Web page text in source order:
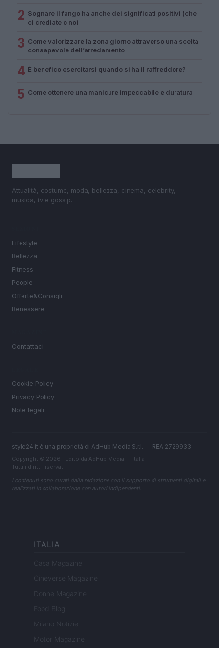
2 Sognare il fango ha anche dei significati positivi (che
ci crediate o no)
3 Come valorizzare la zona giorno attraverso una scelta
consapevole dell’arredamento
4 È benefico esercitarsi quando si ha il raffreddore?
5 Come ottenere una manicure impeccabile e duratura
Attualità, costume, moda, bellezza, cinema, celebrity,
musica, tv e gossip.
Lifestyle
Bellezza
Fitness
People
Offerte&Consigli
Benessere
Contattaci
Cookie Policy
Privacy Policy
Note legali
style24.it è una proprietà di AdHub Media S.r.l. — REA 2729933
Copyright © 2026 · Edito da AdHub Media — Italia
Tutti i diritti riservati
I contenuti sono curati dalla redazione con il supporto di strumenti digitali e
realizzati in collaborazione con autori indipendenti.
ITALIA
Casa Magazine
Cineverse Magazine
Donne Magazine
Food Blog
Milano Notizie
Motor Magazine